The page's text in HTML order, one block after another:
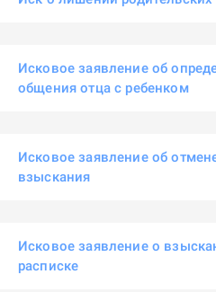
Исковое заявление об
общения отца с ребенком
Исковое заявление об
взыскания
Исковое заявление о
расписке